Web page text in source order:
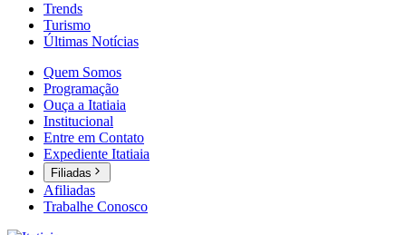
Trends
Turismo
Últimas Notícias
Quem Somos
Programação
Ouça a Itatiaia
Institucional
Entre em Contato
Expediente Itatiaia
Filiadas
Afiliadas
Trabalhe Conosco